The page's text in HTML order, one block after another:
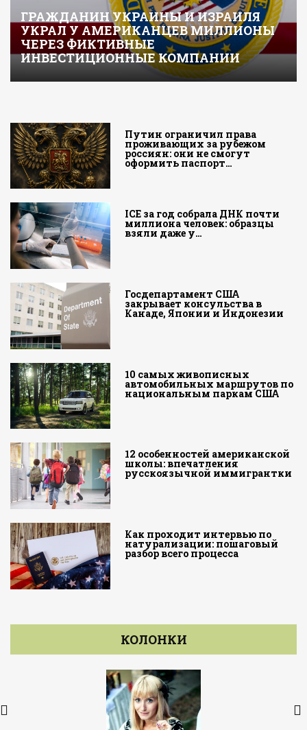
ГРАЖДАНИН УКРАИНЫ И ИЗРАИЛЯ
УКРАЛ У АМЕРИКАНЦЕВ МИЛЛИОНЫ
ЧЕРЕЗ ФИКТИВНЫЕ
ИНВЕСТИЦИОННЫЕ КОМПАНИИ
Путин ограничил права
проживающих за рубежом
россиян: они не смогут
оформить паспорт…
ICE за год собрала ДНК почти
миллиона человек: образцы
взяли даже у…
Госдепартамент США
закрывает консульства в
Канаде, Японии и Индонезии
10 самых живописных
автомобильных маршрутов по
национальным паркам США
12 особенностей американской
школы: впечатления
русскоязычной иммигрантки
Как проходит интервью по
натурализации: пошаговый
разбор всего процесса
КОЛОНКИ